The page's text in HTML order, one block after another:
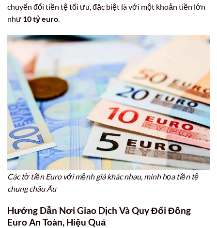
chuyển đổi tiền tệ tối ưu, đặc biệt là với một khoản tiền lớn
như 10 tỷ euro.
Các tờ tiền Euro với mệnh giá khác nhau, minh họa tiền tệ
chung châu Âu
Hướng Dẫn Nơi Giao Dịch Và Quy Đổi Đồng
Euro An Toàn, Hiệu Quả